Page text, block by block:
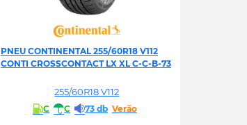
PNEU CONTINENTAL 255/60R18 V112
CONTI CROSSCONTACT LX XL C-C-B-73
255/60R18 V112
C C 73 db Verão